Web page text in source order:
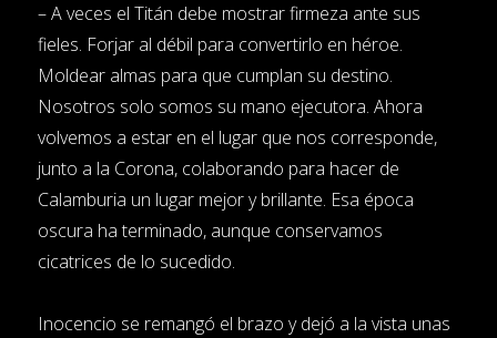
– A veces el Titán debe mostrar firmeza ante sus
fieles. Forjar al débil para convertirlo en héroe.
Moldear almas para que cumplan su destino.
Nosotros solo somos su mano ejecutora. Ahora
volvemos a estar en el lugar que nos corresponde,
junto a la Corona, colaborando para hacer de
Calamburia un lugar mejor y brillante. Esa época
oscura ha terminado, aunque conservamos
cicatrices de lo sucedido.
Inocencio se remangó el brazo y dejó a la vista unas